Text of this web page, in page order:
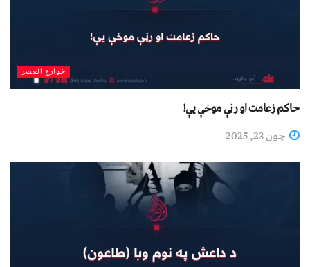
خوارج العصر
حاکم زعامت او رڼې موخې یې!
جون 23, 2025